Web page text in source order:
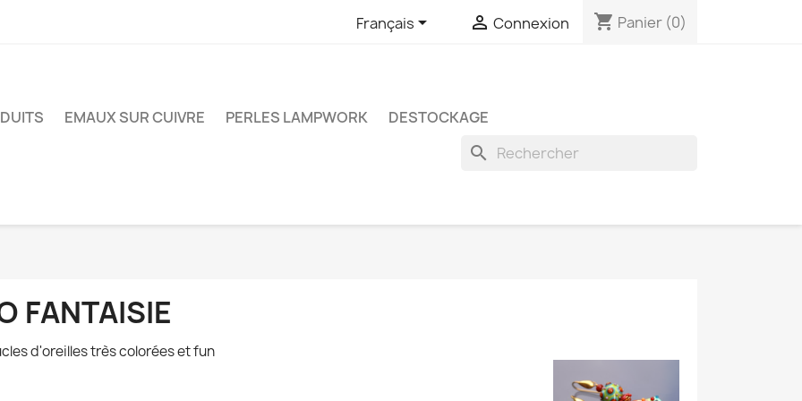
Français  Connexion shopping_cart Panier (0)
EMAUX SUR CUIVRE PERLES LAMPWORK DESTOCKAGE
search
FANTAISIE
d'oreilles très colorées et fun